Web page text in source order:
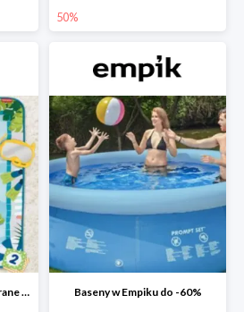
50%
Wakacje z maluchem - wybrane zabawki Fisher-Price w Empiku-20% Baseny w Empiku do -60%